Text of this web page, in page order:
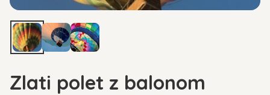
Zlati polet z balonom